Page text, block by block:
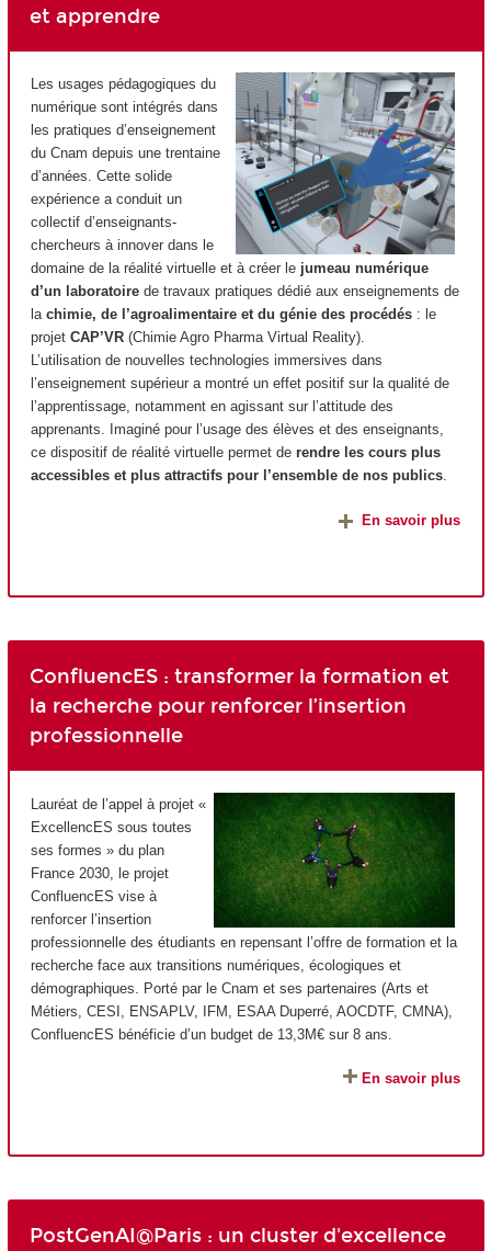
et apprendre
Les usages pédagogiques du
numérique sont intégrés dans
les pratiques d’enseignement
du Cnam depuis une trentaine
d’années. Cette solide
expérience a conduit un
collectif d’enseignants-
chercheurs à innover dans le
domaine de la réalité virtuelle et à créer le jumeau numérique
d’un laboratoire de travaux pratiques dédié aux enseignements de
la chimie, de l’agroalimentaire et du génie des procédés : le
projet CAP’VR (Chimie Agro Pharma Virtual Reality).
L’utilisation de nouvelles technologies immersives dans
l’enseignement supérieur a montré un effet positif sur la qualité de
l’apprentissage, notamment en agissant sur l’attitude des
apprenants. Imaginé pour l’usage des élèves et des enseignants,
ce dispositif de réalité virtuelle permet de rendre les cours plus
accessibles et plus attractifs pour l’ensemble de nos publics.
En savoir plus
ConfluencES : transformer la formation et
la recherche pour renforcer l’insertion
professionnelle
Lauréat de l’appel à projet «
ExcellencES sous toutes
ses formes » du plan
France 2030, le projet
ConfluencES vise à
renforcer l’insertion
professionnelle des étudiants en repensant l’offre de formation et la
recherche face aux transitions numériques, écologiques et
démographiques. Porté par le Cnam et ses partenaires (Arts et
Métiers, CESI, ENSAPLV, IFM, ESAA Duperré, AOCDTF, CMNA),
ConfluencES bénéficie d’un budget de 13,3M€ sur 8 ans.
En savoir plus
PostGenAI@Paris : un cluster d'excellence